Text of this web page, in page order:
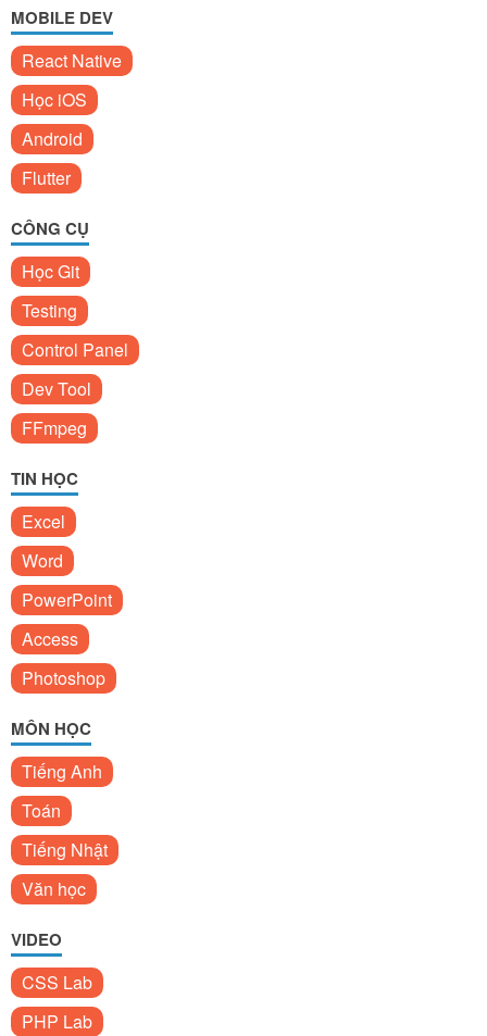
MOBILE DEV
React Native
Học iOS
Android
Flutter
CÔNG CỤ
Học Git
Testing
Control Panel
Dev Tool
FFmpeg
TIN HỌC
Excel
Word
PowerPoint
Access
Photoshop
MÔN HỌC
Tiếng Anh
Toán
Tiếng Nhật
Văn học
VIDEO
CSS Lab
PHP Lab